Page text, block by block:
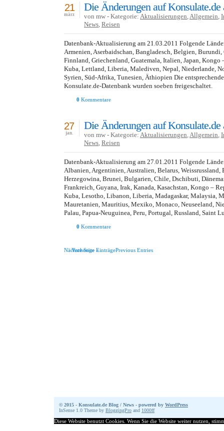
Die Änderungen auf Konsulate.de
21
märz von mw - Kategorie: Aktualisierungen,Allgemein,
News, Reisen
Datenbank-Aktualisierung am 21.03.2011 Folgende
Armenien, Aserbaidschan, Bangladesch, Belgien, Burundi,
Finnland, Griechenland, Guatemala, Italien, Japan,
Kuba, Lettland, Liberia, Malediven, Nepal, Niederlande,
Syrien, Süd-Afrika, Tunesien, Äthiopien Die
Konsulate.de-Datenbank wurden soeben freigeschaltet.
0 Kommentare
Die Änderungen auf Konsulate.de
27
jan. von mw - Kategorie: Aktualisierungen,Allgemein,
News, Reisen
Datenbank-Aktualisierung am 27.01.2011 Folgende
Albanien, Argentinien, Australien, Belarus, Weissrussland,
Herzegowina, Brunei, Bulgarien, Chile, Dschibuti,
Frankreich, Guyana, Irak, Kanada, Kasachstan, Kongo –
Kuba, Lesotho, Libanon, Liberia, Madagaskar, Malaysia,
Mauretanien, Mauritius, Mexiko, Monaco, Neuseeland,
Palau, Papua-Neuguinea, Peru, Portugal, Russland, Saint
0 Kommentare
Vorherige EinträgePrevious Entries
Nächste Seite »
© 2015 - Konsulate.de Blog / News - powered by WordPress
InSense 1.0 Theme by BloggingPro and 1000ff
Diese Website benutzt Cookies. Wenn Sie die Website weiter nutzen,